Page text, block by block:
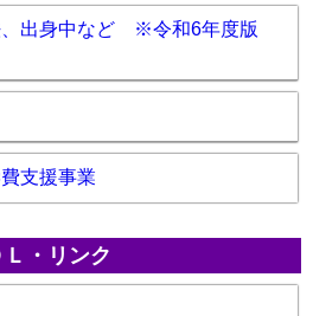
、出身中など ※令和6年度版
支援事業
Ｌ・リンク